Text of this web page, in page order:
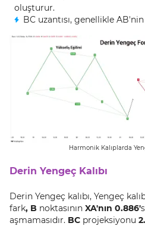
oluşturur.
BC uzantısı, genellikle AB'nin
Harmonik Kalıplarda
Derin Yengeç Kalıbı
Derin Yengeç kalıbı, Yengeç
fark, B noktasının XA'nın 0.886'
aşmamasıdır. BC projeksiyonu